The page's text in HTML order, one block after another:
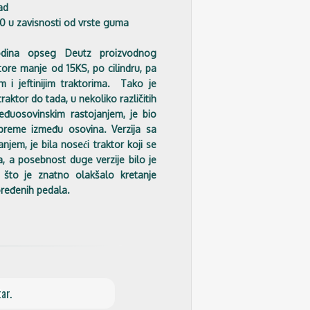
u zavisnosti od vrste guma
opseg Deutz proizvodnog
manje od 15KS, po cilindru, pa
i jeftinijim traktorima. Tako je
do tada, u nekoliko različitih
rastojanjem, je bio
između osovina. Verzija sa
je bila noseći traktor koji se
a posebnost duge verzije bilo je
što je znatno olakšalo kretanje
pedala.